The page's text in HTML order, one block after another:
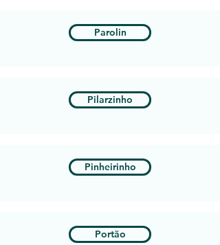
Parolin
Pilarzinho
Pinheirinho
Portão